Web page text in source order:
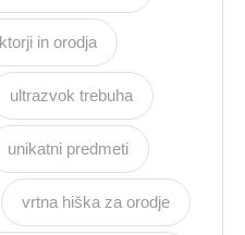
in orodja
ultrazvok trebuha
unikatni predmeti
vrtna hiška za orodje